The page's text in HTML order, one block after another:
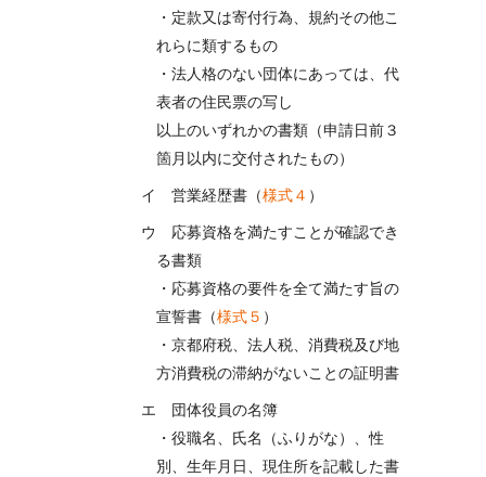
・定款又は寄付行為、規約その他こ
れらに類するもの
・法人格のない団体にあっては、代
表者の住民票の写し
以上のいずれかの書類（申請日前３
箇月以内に交付されたもの）
イ 営業経歴書（様式４ ）
ウ 応募資格を満たすことが確認でき
る書類
・応募資格の要件を全て満たす旨の
宣誓書（様式５ ）
・京都府税、法人税、消費税及び地
方消費税の滞納がないことの証明書
エ 団体役員の名簿
・役職名、氏名（ふりがな）、性
別、生年月日、現住所を記載した書